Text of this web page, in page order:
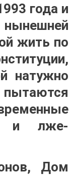
года и
жить по
натужно
и лже-
Дом